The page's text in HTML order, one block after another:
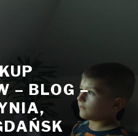
– BLOG –